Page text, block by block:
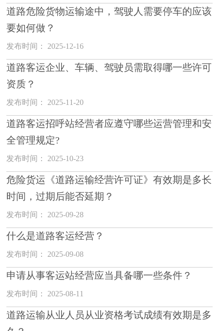
道路危险货物运输途中，驾驶人需要停车的应该
要如何做？
发布时间： 2025-12-16
道路客运企业、车辆、驾驶员需取得哪一些许可
资质？
发布时间： 2025-11-20
道路客运招呼站经营者应遵守哪些运营管理和安
全管理规定?
发布时间： 2025-10-23
危险货运《道路运输经营许可证》有效期是多长
时间，过期后能否延期？
发布时间： 2025-09-28
什么是道路客运经营？
发布时间： 2025-09-08
申请从事客运站经营应当具备哪一些条件？
发布时间： 2025-08-11
道路运输从业人员从业资格考试成绩有效期是多